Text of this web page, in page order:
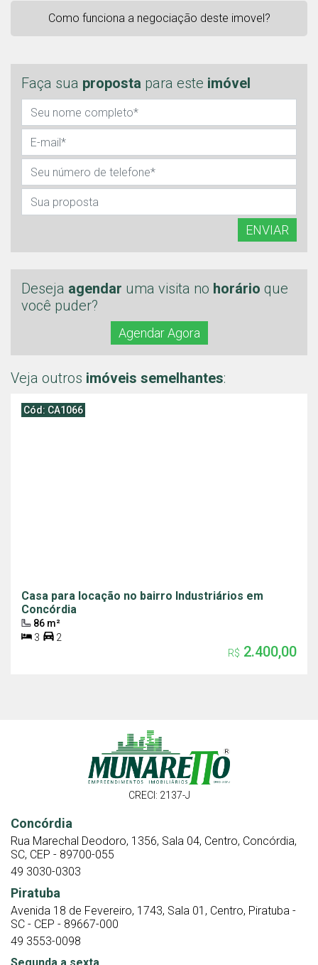
Faça sua proposta para este imóvel
ENVIAR
Deseja agendar uma visita no horário que
você puder?
Agendar Agora
Como funciona a negociação deste imovel?
Veja outros imóveis semelhantes:
Cód: CA1066
Casa para locação no bairro Industriários em
Concórdia
86 m²
3
2
R$ 2.400,00
CRECI: 2137-J
Concórdia
Rua Marechal Deodoro, 1356, Sala 04, Centro, Concórdia,
SC, CEP - 89700-055
49 3030-0303
Piratuba
Avenida 18 de Fevereiro, 1743, Sala 01, Centro, Piratuba -
SC - CEP - 89667-000
49 3553-0098
Segunda a sexta